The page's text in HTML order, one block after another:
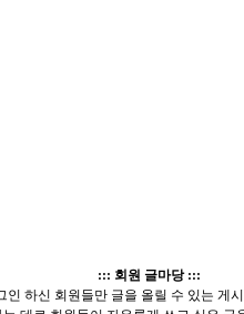
::: 회원 글마당 :::
인 하신 회원들만 글을 올릴 수 있는 게